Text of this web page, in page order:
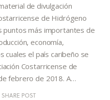
de divulgación
de Hidrógeno
puntos más importantes de
economía,
cuales el país caribeño se
Costarricense de
febrero de 2018. A…
SHARE POST